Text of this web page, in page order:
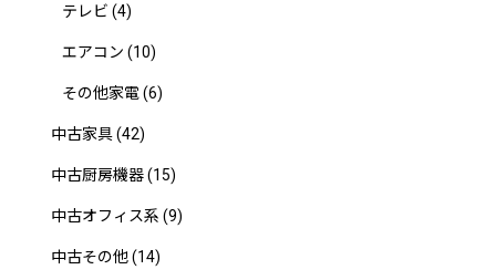
テレビ (4)
エアコン (10)
その他家電(6)
中古家具(42)
中古厨房機器(15)
中古オフィス系 (9)
中古その他(14)